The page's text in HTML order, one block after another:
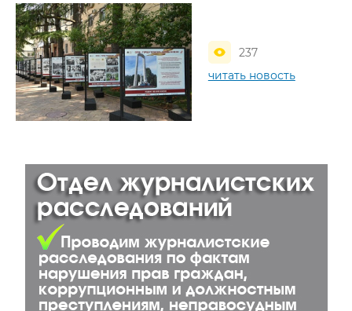
237
читать новость